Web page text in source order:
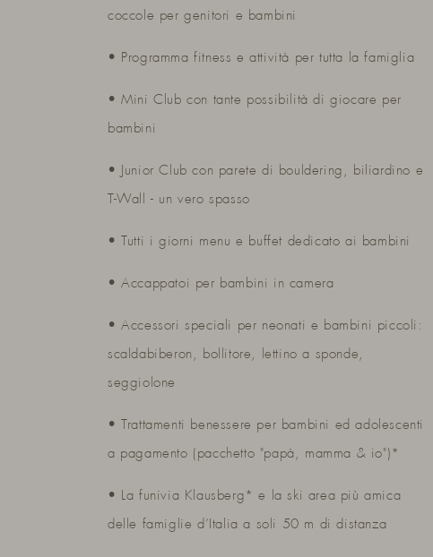
coccole per genitori e bambini
• Programma fitness e attività per tutta la famiglia
• Mini Club con tante possibilità di giocare per
bambini
• Junior Club con parete di bouldering, biliardino e
T-Wall - un vero spasso
• Tutti i giorni menu e buffet dedicato ai bambini
• Accappatoi per bambini in camera
• Accessori speciali per neonati e bambini piccoli:
scaldabiberon, bollitore, lettino a sponde,
seggiolone
• Trattamenti benessere per bambini ed adolescenti
a pagamento (pacchetto "papà, mamma & io")*
• La funivia Klausberg* e la ski area più amica
delle famiglie d’Italia a soli 50 m di distanza